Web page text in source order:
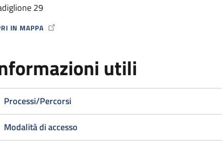
29
IN MAPPA
ICON
utili
Processi/Percorsi
Modalità di accesso